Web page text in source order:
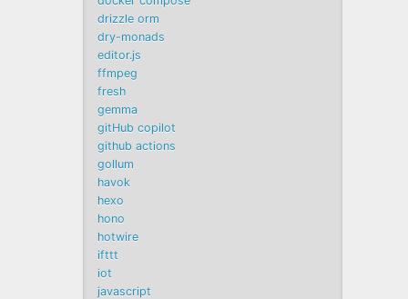
drizzle orm
dry-monads
editor.js
ffmpeg
fresh
gemma
gitHub copilot
github actions
gollum
havok
hexo
hono
hotwire
ifttt
iot
javascript